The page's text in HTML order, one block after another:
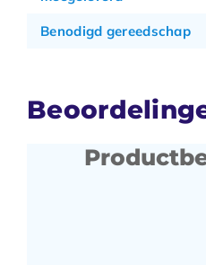
Benodigd gereedschap